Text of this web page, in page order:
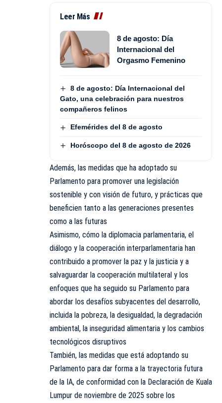
Leer Más
8 de agosto: Día
Internacional del
Orgasmo Femenino
8 de agosto: Día Internacional del
Gato, una celebración para nuestros
compañeros felinos
Efemérides del 8 de agosto
Horóscopo del 8 de agosto de 2026
Además, las medidas que ha adoptado su
Parlamento para promover una legislación
sostenible y con visión de futuro, y prácticas que
beneficien tanto a las generaciones presentes
como a las futuras
Asimismo, cómo la diplomacia parlamentaria, el
diálogo y la cooperación interparlamentaria han
contribuido a promover la paz y la justicia y a
salvaguardar la cooperación multilateral y los
enfoques que ha seguido su Parlamento para
abordar los desafíos subyacentes del desarrollo,
incluida la pobreza, la desigualdad, la degradación
ambiental, la inseguridad alimentaria y los cambios
tecnológicos disruptivos
También, las medidas que está adoptando su
Parlamento para dar forma a la trayectoria futura
de la IA, de conformidad con la Declaración de Kuala
Lumpur de noviembre de 2025 sobre los